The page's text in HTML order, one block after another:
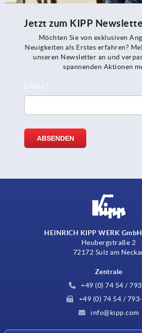
Jetzt zum KIPP
Möchten Sie von exklusiven
Neuigkeiten als Erstes erfahren?
unseren Newsletter an und
spannenden Aktionen
HEINRICH KIPP WERK
Heubergstraße 2
72172 Sulz am
Zentrale
+49 (0) 74 54 /
+49 (0) 74 54 /
info@kipp.com